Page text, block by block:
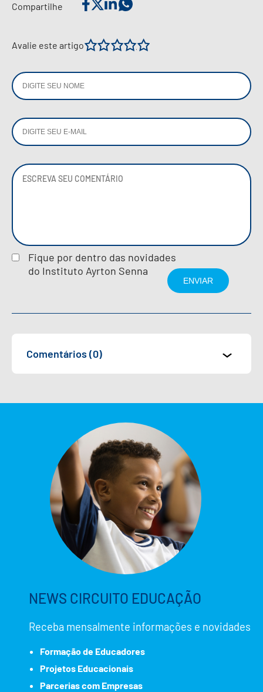
Compartilhe
Avalie este artigo 5
4
3
2
1
Fique por dentro das novidades
do Instituto Ayrton Senna
Comentários (0)
NEWS CIRCUITO EDUCAÇÃO
Receba mensalmente informações e novidades
Formação de Educadores
Projetos Educacionais
Parcerias com Empresas